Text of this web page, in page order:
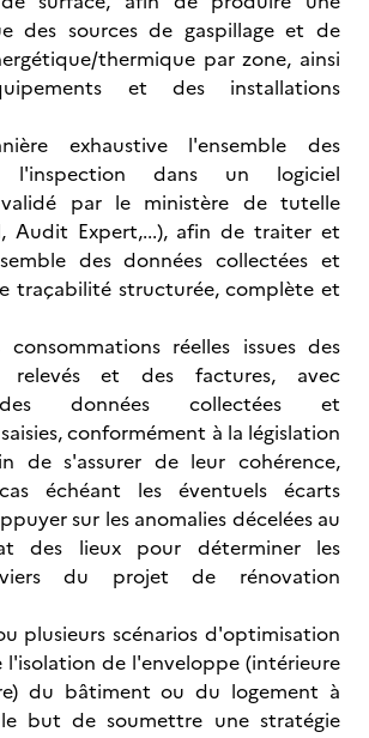
des sources de gaspillage et de
thermique par zone, ainsi
et des installations
exhaustive l'ensemble des
l'inspection dans un logiciel
validé par le ministère de tutelle
Audit Expert,...), afin de traiter et
des données collectées et
traçabilité structurée, complète et
réelles issues des
relevés et des factures, avec
données collectées et
conformément à la législation
de s'assurer de leur cohérence,
échéant les éventuels écarts
sur les anomalies décelées au
des lieux pour déterminer les
du projet de rénovation
plusieurs scénarios d'optimisation
l'isolation de l'enveloppe (intérieure
du bâtiment ou du logement à
but de soumettre une stratégie